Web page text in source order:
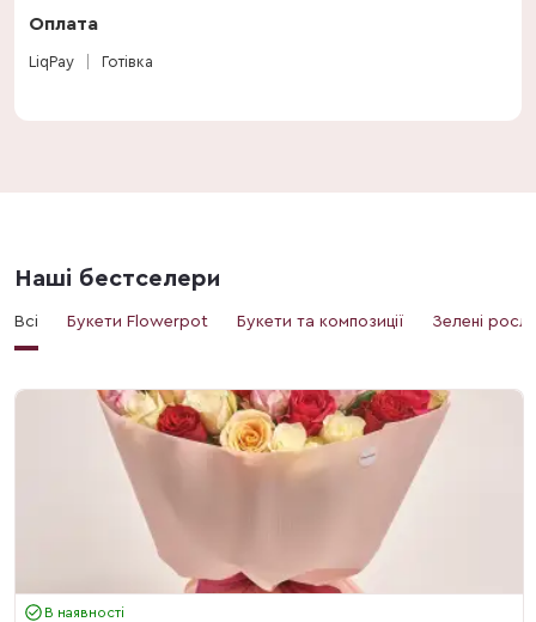
Оплата
LiqPay Готівка
Наші бестселери
Всі Букети Flowerpot Букети та композиції Зелені
В наявності